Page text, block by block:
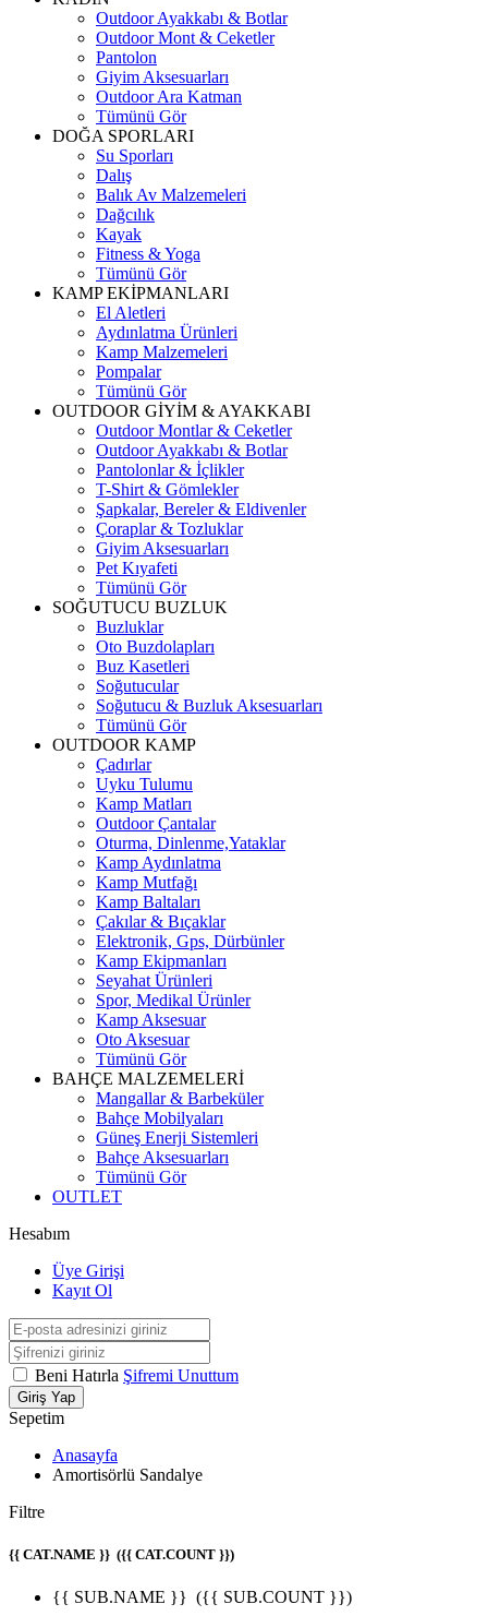
Outdoor Ayakkabı & Botlar
Outdoor Mont & Ceketler
Pantolon
Giyim Aksesuarları
Outdoor Ara Katman
Tümünü Gör
DOĞA SPORLARI
Su Sporları
Dalış
Balık Av Malzemeleri
Dağcılık
Kayak
Fitness & Yoga
Tümünü Gör
KAMP EKİPMANLARI
El Aletleri
Aydınlatma Ürünleri
Kamp Malzemeleri
Pompalar
Tümünü Gör
OUTDOOR GİYİM & AYAKKABI
Outdoor Montlar & Ceketler
Outdoor Ayakkabı & Botlar
Pantolonlar & İçlikler
T-Shirt & Gömlekler
Şapkalar, Bereler & Eldivenler
Çoraplar & Tozluklar
Giyim Aksesuarları
Pet Kıyafeti
Tümünü Gör
SOĞUTUCU BUZLUK
Buzluklar
Oto Buzdolapları
Buz Kasetleri
Soğutucular
Soğutucu & Buzluk Aksesuarları
Tümünü Gör
OUTDOOR KAMP
Çadırlar
Uyku Tulumu
Kamp Matları
Outdoor Çantalar
Oturma, Dinlenme,Yataklar
Kamp Aydınlatma
Kamp Mutfağı
Kamp Baltaları
Çakılar & Bıçaklar
Elektronik, Gps, Dürbünler
Kamp Ekipmanları
Seyahat Ürünleri
Spor, Medikal Ürünler
Kamp Aksesuar
Oto Aksesuar
Tümünü Gör
BAHÇE MALZEMELERİ
Mangallar & Barbeküler
Bahçe Mobilyaları
Güneş Enerji Sistemleri
Bahçe Aksesuarları
Tümünü Gör
OUTLET
Hesabım
Üye Girişi
Kayıt Ol
Beni Hatırla Şifremi Unuttum
Giriş Yap
Sepetim
Anasayfa
Amortisörlü Sandalye
Filtre
{{ CAT.NAME }} ({{ CAT.COUNT }})
{{ SUB.NAME }} ({{ SUB.COUNT }})